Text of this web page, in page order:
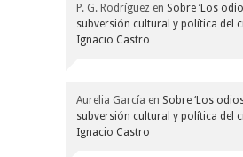
P. G. Rodríguez en Sobre ‘Los
subversión cultural y política del
Ignacio Castro
Aurelia García en Sobre ‘Los
subversión cultural y política del
Ignacio Castro